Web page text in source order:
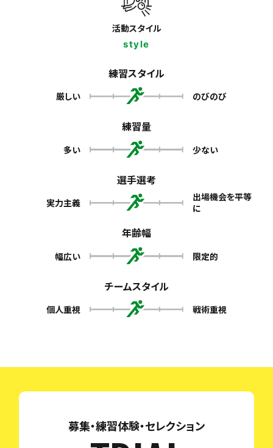
活動スタイル
style
練習スタイル
厳しい のびのび
練習量
多い 少ない
選手選考
実力主義
出場機会を平等
に
年齢幅
幅広い 限定的
チームスタイル
個人重視 戦術重視
募集・練習体験・セレクション